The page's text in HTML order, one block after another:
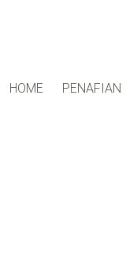
HOME PENAFIAN